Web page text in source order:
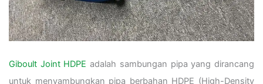
Giboult Joint HDPE adalah sambungan pipa yang dirancang
untuk menyambungkan pipa berbahan HDPE (High-Density